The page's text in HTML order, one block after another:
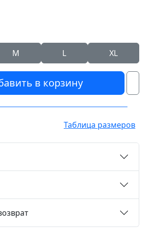
M L XL
в корзину
Таблица размеров